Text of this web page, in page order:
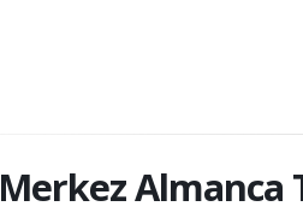
Merkez Almanca